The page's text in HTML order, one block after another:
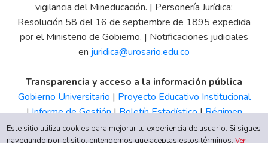
vigilancia del Mineducación. | Personería Jurídica:
Resolución 58 del 16 de septiembre de 1895 expedida
por el Ministerio de Gobierno. | Notificaciones judiciales
en juridica@urosario.edu.co
Transparencia y acceso a la información pública
Gobierno Universitario | Proyecto Educativo Institucional
|Informe de Gestión|Boletín Estadístico|Régimen
Tributario|Estados Financieros |Código de Ética| Canal
Este sitio utiliza cookies para mejorar tu experiencia de usuario. Si sigues
navegando por el sitio, entendemos que aceptas estos términos.Ver